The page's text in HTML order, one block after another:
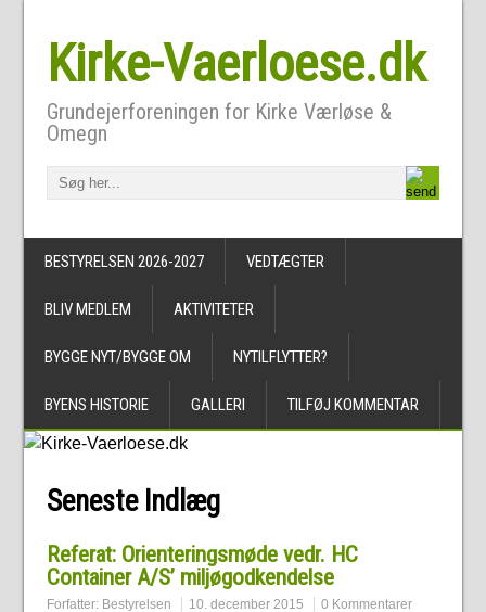
Kirke-Vaerloese.dk
Grundejerforeningen for Kirke Værløse &
Omegn
BESTYRELSEN 2026-2027 VEDTÆGTER
BLIV MEDLEM AKTIVITETER
BYGGE NYT/BYGGE OM NYTILFLYTTER?
BYENS HISTORIE GALLERI TILFØJ KOMMENTAR
Seneste Indlæg
Referat: Orienteringsmøde vedr. HC
Container A/S’ miljøgodkendelse
Forfatter: Bestyrelsen 10. december 2015 0 Kommentarer